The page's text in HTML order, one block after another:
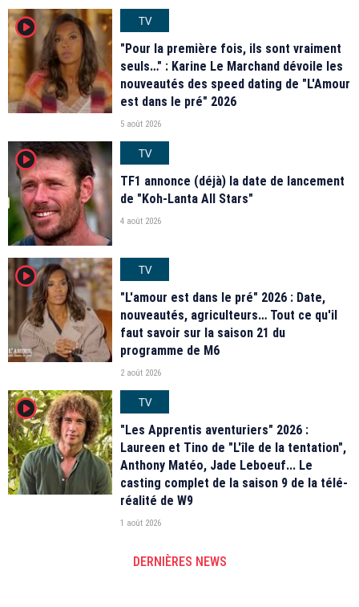
player2
TV
"Pour la première fois, ils sont vraiment
seuls…" : Karine Le Marchand dévoile les
nouveautés des speed dating de "L'Amour
est dans le pré" 2026
5 août 2026
player2
TV
TF1 annonce (déjà) la date de lancement
de "Koh-Lanta All Stars"
4 août 2026
player2
TV
"L'amour est dans le pré" 2026 : Date,
nouveautés, agriculteurs… Tout ce qu'il
faut savoir sur la saison 21 du
programme de M6
2 août 2026
player2
TV
"Les Apprentis aventuriers" 2026 :
Laureen et Tino de "L'île de la tentation",
Anthony Matéo, Jade Leboeuf... Le
casting complet de la saison 9 de la télé-
réalité de W9
1 août 2026
DERNIÈRES NEWS